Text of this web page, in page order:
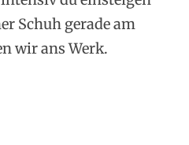
Schuh gerade am
wir ans Werk.